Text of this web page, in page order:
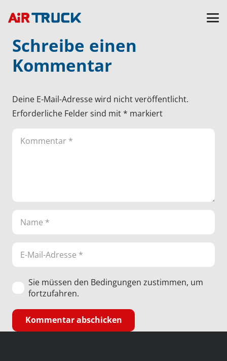
Schreibe einen
Kommentar
Deine E-Mail-Adresse wird nicht veröffentlicht.
Erforderliche Felder sind mit* markiert
Sie müssen den Bedingungen zustimmen, um
fortzufahren.
Kommentar abschicken